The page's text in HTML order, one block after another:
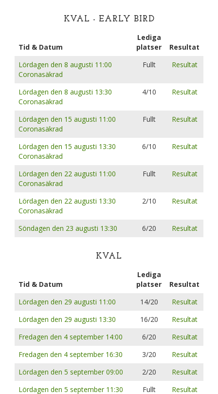
KVAL - EARLY BIRD
Tid & Datum
Lediga
platser
Resultat
Lördagen den 8 augusti 11:00
Coronasäkrad
Fullt Resultat
Lördagen den 8 augusti 13:30
Coronasäkrad
4/10 Resultat
Lördagen den 15 augusti 11:00
Coronasäkrad
Fullt Resultat
Lördagen den 15 augusti 13:30
Coronasäkrad
6/10 Resultat
Lördagen den 22 augusti 11:00
Coronasäkrad
Fullt Resultat
Lördagen den 22 augusti 13:30
Coronasäkrad
2/10 Resultat
Söndagen den 23 augusti 13:30 6/20 Resultat
KVAL
Tid & Datum
Lediga
platser
Resultat
Lördagen den 29 augusti 11:00
14/20
Resultat
Lördagen den 29 augusti 13:30
16/20
Resultat
Fredagen den 4 september 14:00
6/20
Resultat
Fredagen den 4 september 16:30
3/20
Resultat
Lördagen den 5 september 09:00
2/20
Resultat
Lördagen den 5 september 11:30
Fullt Resultat